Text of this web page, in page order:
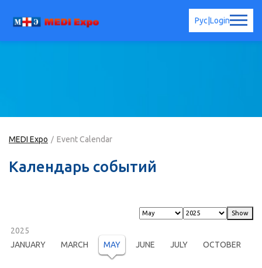
Login
Рус
MEDI Expo Event Calendar
Календарь событий
2025
JANUARY
MARCH MAY JUNE JULY OCTOBER